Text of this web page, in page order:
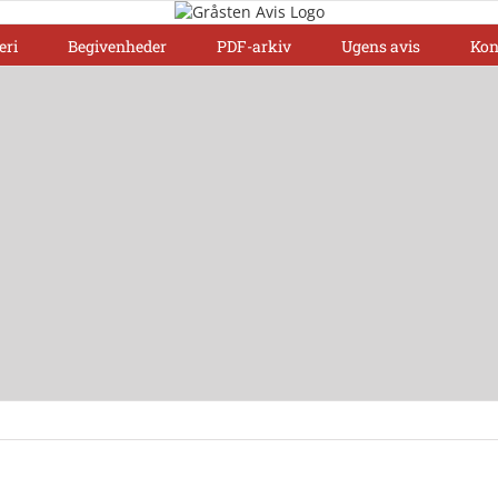
Begivenheder PDF-arkiv Ugens avis